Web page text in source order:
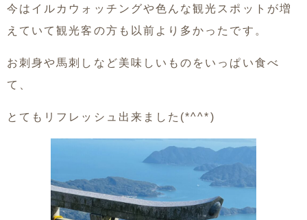
今はイルカウォッチングや色んな観光スポットが増
えていて観光客の方も以前より多かったです。
お刺身や馬刺しなど美味しいものをいっぱい食べ
て、
とてもリフレッシュ出来ました(*^^*)